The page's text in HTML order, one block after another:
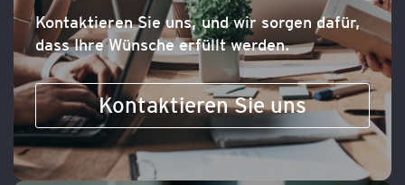
Kontaktieren Sie uns, und wir sorgen dafür,
dass Ihre Wünsche erfüllt werden.
Kontaktieren Sie uns